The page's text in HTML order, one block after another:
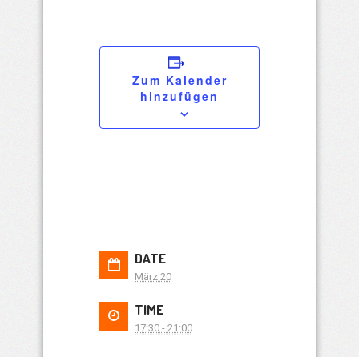
Zum Kalender
hinzufügen
DATE
März 20
TIME
17:30 - 21:00